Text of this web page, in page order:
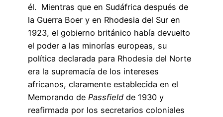
él. Mientras que en Sudáfrica después de
la Guerra Boer y en Rhodesia del Sur en
1923, el gobierno británico había devuelto
el poder a las minorías europeas, su
política declarada para Rhodesia del Norte
era la supremacía de los intereses
africanos, claramente establecida en el
Memorando de Passfield de 1930 y
reafirmada por los secretarios coloniales